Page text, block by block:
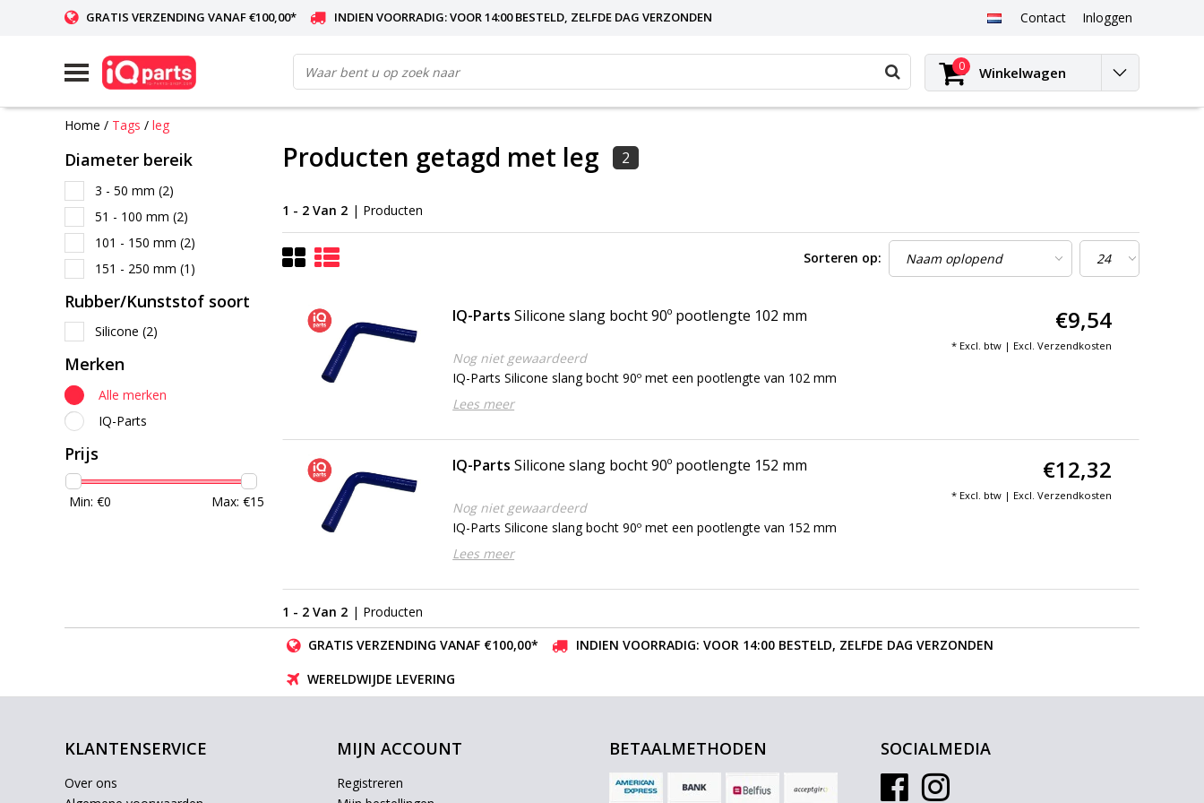
GRATIS VERZENDING VANAF €100,00* INDIEN VOORRADIG: VOOR 14:00 BESTELD, ZELFDE DAG VERZONDEN Contact Inloggen
0 Winkelwagen
Home / Tags / leg
Diameter bereik
3 - 50 mm (2)
51 - 100 mm (2)
101 - 150 mm (2)
151 - 250 mm (1)
Rubber/Kunststof soort
Silicone (2)
Merken
Alle merken
IQ-Parts
Prijs
Min: €0 Max: €15
Producten getagd met leg 2
1 - 2 Van 2 | Producten
Sorteren op:
IQ-Parts Silicone slang bocht 90º pootlengte 102 mm
Nog niet gewaardeerd
IQ-Parts Silicone slang bocht 90º met een pootlengte van 102 mm
Lees meer
€9,54
* Excl. btw | Excl. Verzendkosten
IQ-Parts Silicone slang bocht 90º pootlengte 152 mm
Nog niet gewaardeerd
IQ-Parts Silicone slang bocht 90º met een pootlengte van 152 mm
Lees meer
€12,32
* Excl. btw | Excl. Verzendkosten
1 - 2 Van 2 | Producten
GRATIS VERZENDING VANAF €100,00*
INDIEN VOORRADIG: VOOR 14:00 BESTELD, ZELFDE DAG VERZONDEN
WERELDWIJDE LEVERING
KLANTENSERVICE
Over ons
MIJN ACCOUNT
Registreren
BETAALMETHODEN SOCIALMEDIA